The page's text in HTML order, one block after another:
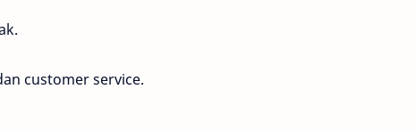
customer service.